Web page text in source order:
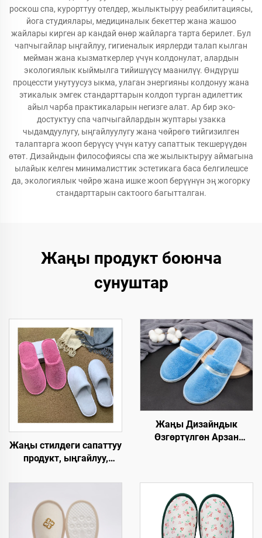
роскош спа, курорттуу отелдер, жылыктыруу реабилитациясы,
йога студиялары, медициналык бекеттер жана жашоо
жайлары кирген ар кандай өнөр жайларга тарта берилет. Бул
чапчыгайлар ыңгайлуу, гигиеналык иярлерди талап кылган
мейман жана кызматкерлер үчүн колдонулат, алардын
экологиялык кыймылга тийишүүсү маанилүү. Өндүрүш
процессти унутуусуз ыкма, улаган энергияны колдонуу жана
этикалык эмгек стандарттарын колдоп турган адилеттик
айыл чарба практикаларын негизге алат. Ар бир эко-
достуктуу спа чапчыгайлардын жуптары узакка
чыдамдуулугу, ыңгайлуулугу жана чөйрөгө тийгизилген
талаптарга жооп берүүсү үчүн катуу сапаттык текшерүүдөн
өтөт. Дизайндын философиясы спа же жылыктыруу аймагына
ылайык келген минималисттик эстетикага баса белгилешсе
да, экологиялык чөйрө жана ишке жооп берүүнүн эң жогорку
стандарттарын сактоого багытталган.
Жаңы продукт боюнча
сунуштар
Жаңы стилдеги сапаттуу
продукт, ыңгайлуу,
кыймылбаган, бир
отелиндеги шеттерди
такталоо
Жаңы Дизайндык
Өзгөртүлгөн Арзан
Авиакомпаниялар үчүн
Мейманкана үчүн